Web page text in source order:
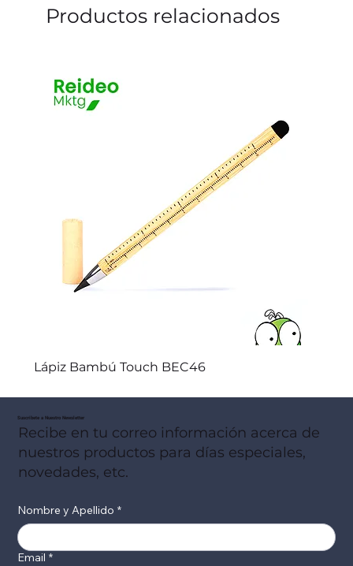
Productos relacionados
Lápiz Bambú Touch BEC46
Suscribete a Nuestro Newsletter
Recibe en tu correo información acerca de
nuestros productos para días especiales,
novedades, etc.
Nombre y Apellido *
Email *